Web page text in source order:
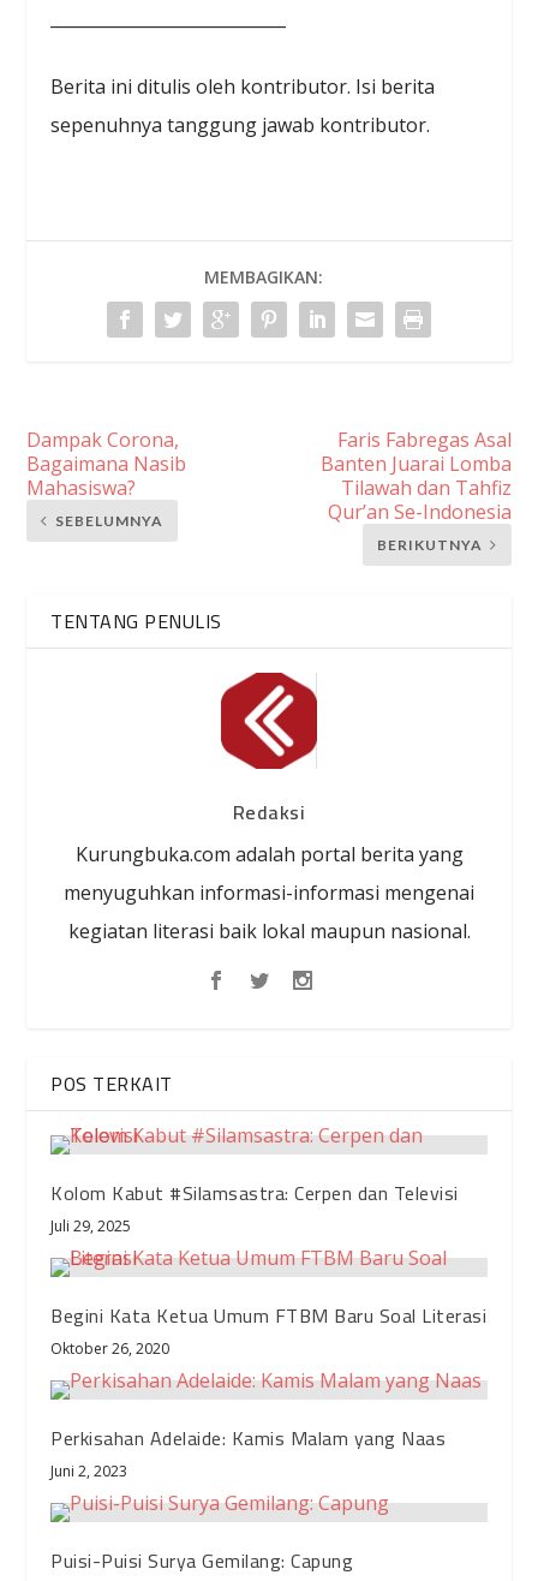
Berita ini ditulis oleh kontributor. Isi berita
sepenuhnya tanggung jawab kontributor.
MEMBAGIKAN:
Dampak Corona,
Bagaimana Nasib
Mahasiswa?
SEBELUMNYA
Faris Fabregas Asal
Banten Juarai Lomba
Tilawah dan Tahfiz
Qur’an Se-Indonesia
BERIKUTNYA
TENTANG PENULIS
Redaksi
Kurungbuka.com adalah portal berita yang
menyuguhkan informasi-informasi mengenai
kegiatan literasi baik lokal maupun nasional.
POS TERKAIT
Kolom Kabut #Silamsastra: Cerpen dan Televisi
Juli 29, 2025
Begini Kata Ketua Umum FTBM Baru Soal Literasi
Oktober 26, 2020
Perkisahan Adelaide: Kamis Malam yang Naas
Juni 2, 2023
Puisi-Puisi Surya Gemilang: Capung